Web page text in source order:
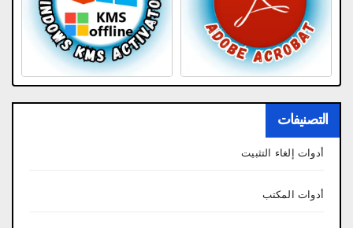
التصنيفات
أدوات إلغاء التثبيت
أدوات المكتب